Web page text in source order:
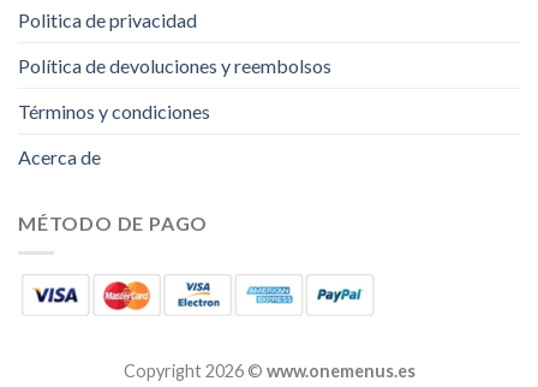
Politica de privacidad
Política de devoluciones y reembolsos
Términos y condiciones
Acerca de
MÉTODO DE PAGO
Copyright 2026 © www.onemenus.es